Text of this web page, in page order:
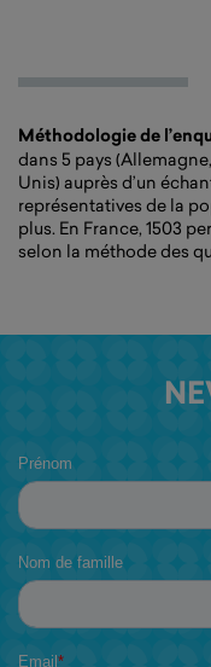
Méthodologie de
dans 5 pays
Unis) auprès d’un
représentatives de la
plus. En France, 1503
selon la méthode des